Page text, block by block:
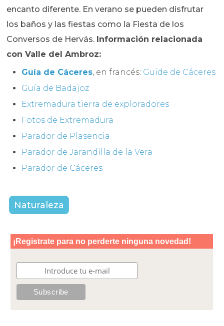
encanto diferente. En verano se pueden disfrutar
los baños y las fiestas como la Fiesta de los
Conversos de Hervás. Información relacionada
con Valle del Ambroz:
Guía de Cáceres, en francés: Guide de Cáceres
Guía de Badajoz
Extremadura tierra de exploradores
Fotos de Extremadura
Parador de Plasencia
Parador de Jarandilla de la Vera
Parador de Cáceres
Naturaleza